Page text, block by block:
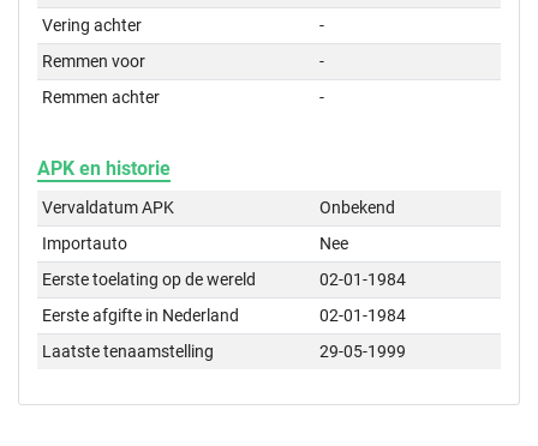
Vering achter
-
Remmen voor
-
Remmen achter
-
APK en historie
Vervaldatum APK
Onbekend
Importauto
Nee
Eerste toelating op de wereld
02-01-1984
Eerste afgifte in Nederland
02-01-1984
Laatste tenaamstelling
29-05-1999